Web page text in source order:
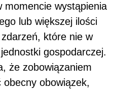
momencie wystąpienia
lub większej ilości
które nie w
gospodarczej.
że zobowiązaniem
obowiązek,